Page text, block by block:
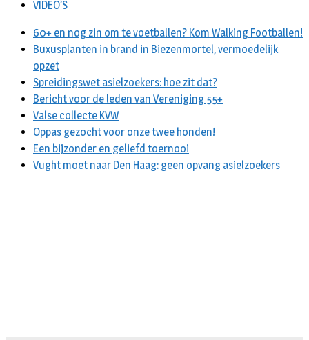
VIDEO’S
60+ en nog zin om te voetballen? Kom Walking Footballen!
Buxusplanten in brand in Biezenmortel, vermoedelijk
opzet
Spreidingswet asielzoekers: hoe zit dat?
Bericht voor de leden van Vereniging 55+
Valse collecte KVW
Oppas gezocht voor onze twee honden!
Een bijzonder en geliefd toernooi
Vught moet naar Den Haag: geen opvang asielzoekers